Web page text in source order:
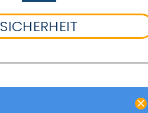
SICHERHEIT